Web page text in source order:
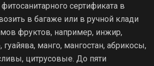
сертификата в
в багаже или в ручной клади
фруктов, например, инжир,
манго, мангостан, абрикосы,
цитрусовые. До пяти